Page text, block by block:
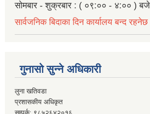
सोमबार - शुक्रबार : ( ०९:०० - ४:०० ) बजे
सार्वजनिक बिदाका दिन कार्यालय बन्द
गुनासो सुन्ने अधिकारी
लुना खतिवडा
प्रशासकीय अधिकृत